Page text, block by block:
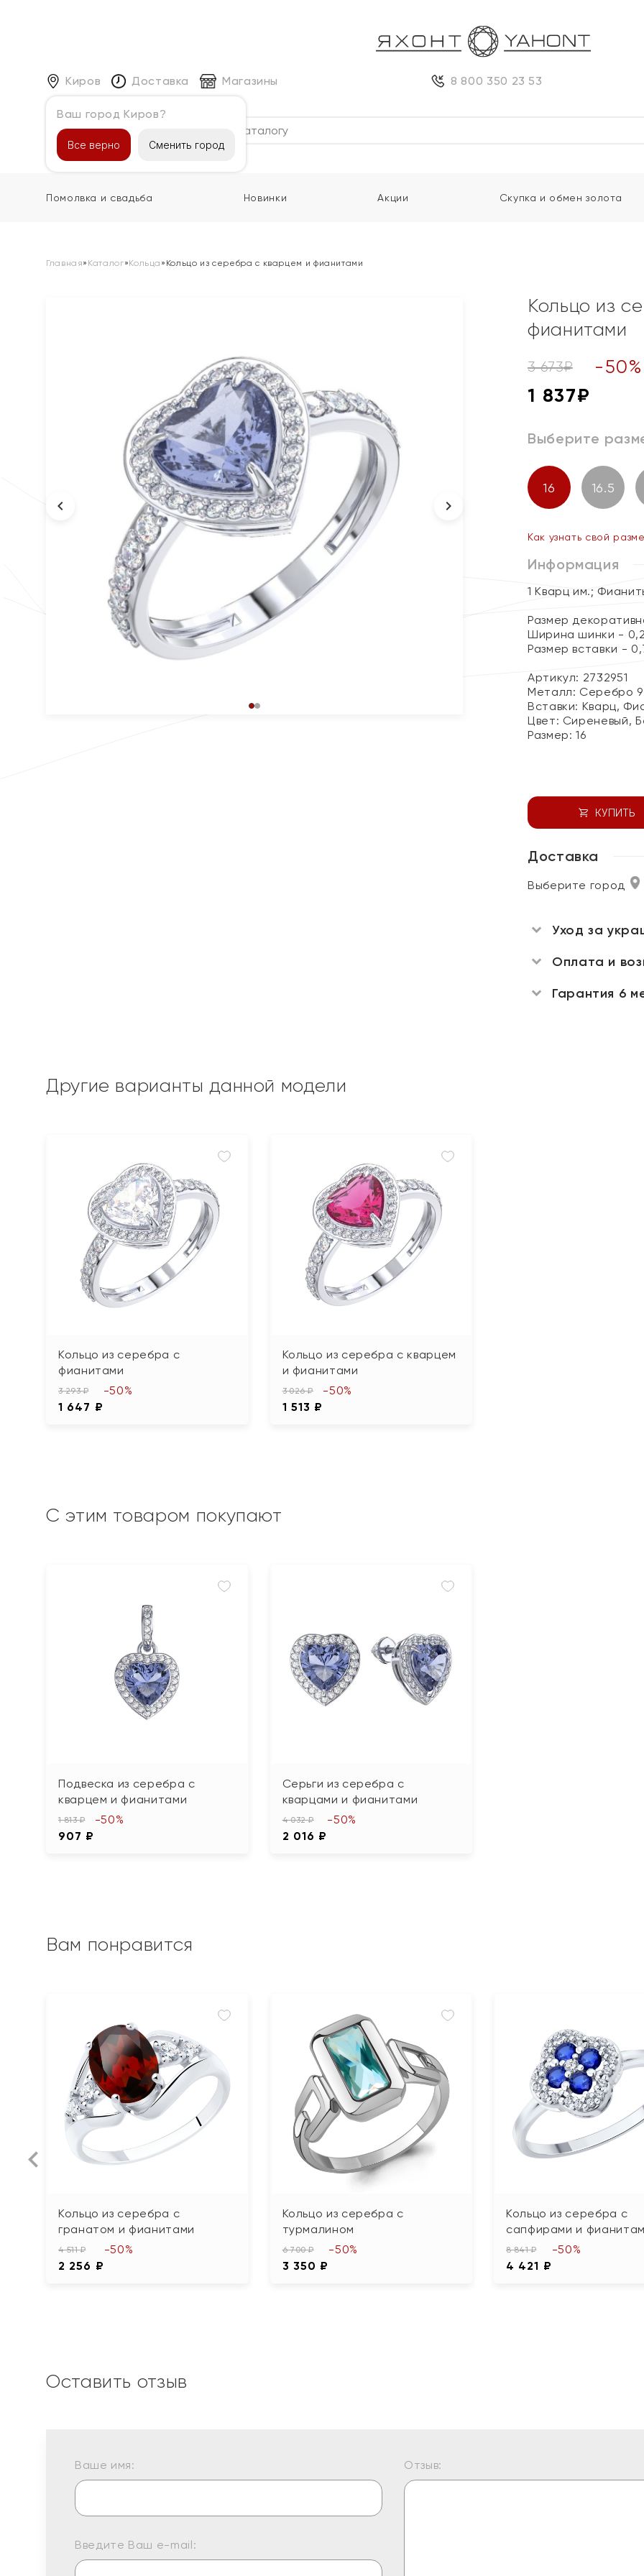
Киров
Ваш город Киров?
Все верно Сменить город
Доставка Магазины 8 800 350 23 53
Каталог
Помолвка и свадьба Новинки Акции Скупка и обмен золота
Главная» Каталог»Кольца » Кольцо из серебра с кварцем и фианитами
Кольцо из
фианитами
3 673₽ -50%
1 837₽
Выберите
16 16.5
Как узнать свой
Информация
1 Кварц им.;
Размер
Ширина шинки -
Размер вставки -
Артикул: 2732951
Металл: Серебро
Вставки: Кварц,
Цвет: Сиреневый,
Размер:16
КУПИТЬ
Доставка
Выберите город
Уход за
Оплата и
Гарантия 6
Другие варианты данной модели
Кольцо из серебра с
фианитами
3 293 ₽
1 647 ₽
-50%
Кольцо из серебра с кварцем
и фианитами
3 026 ₽
1 513 ₽
-50%
С этим товаром покупают
Подвеска из серебра с
кварцем и фианитами
1 813 ₽
907 ₽
-50%
Серьги из серебра с
кварцами и фианитами
4 032 ₽
2 016 ₽
-50%
Вам понравится
Кольцо из серебра с
гранатом и фианитами
4 511 ₽
2 256 ₽
-50%
Кольцо из серебра с
турмалином
6 700 ₽
3 350 ₽
-50%
Кольцо из серебра с
сапфирами и
8 841 ₽
4 421 ₽
-50%
Оставить отзыв
Ваше имя:
Введите Ваш e-mail:
Отзыв: